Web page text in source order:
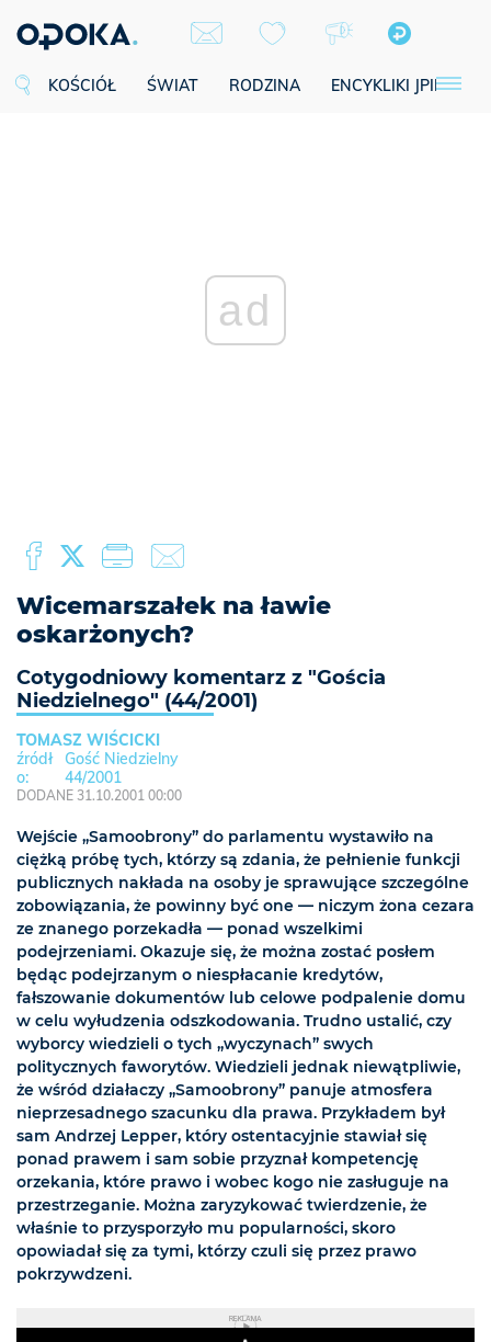
KOŚCIÓŁ ŚWIAT RODZINA ENCYKLIKI JPII
ad
Wicemarszałek na ławie
oskarżonych?
Cotygodniowy komentarz z "Gościa
Niedzielnego" (44/2001)
TOMASZ WIŚCICKI
Gość Niedzielny
44/2001
DODANE 31.10.2001 00:00
Wejście „Samoobrony” do parlamentu wystawiło na
ciężką próbę tych, którzy są zdania, że pełnienie funkcji
publicznych nakłada na osoby je sprawujące szczególne
zobowiązania, że powinny być one — niczym żona cezara
ze znanego porzekadła — ponad wszelkimi
podejrzeniami. Okazuje się, że można zostać posłem
będąc podejrzanym o niespłacanie kredytów,
fałszowanie dokumentów lub celowe podpalenie domu
w celu wyłudzenia odszkodowania. Trudno ustalić, czy
wyborcy wiedzieli o tych „wyczynach” swych
politycznych faworytów. Wiedzieli jednak niewątpliwie,
że wśród działaczy „Samoobrony” panuje atmosfera
nieprzesadnego szacunku dla prawa. Przykładem był
sam Andrzej Lepper, który ostentacyjnie stawiał się
ponad prawem i sam sobie przyznał kompetencję
orzekania, które prawo i wobec kogo nie zasługuje na
przestrzeganie. Można zaryzykować twierdzenie, że
właśnie to przysporzyło mu popularności, skoro
opowiadał się za tymi, którzy czuli się przez prawo
pokrzywdzeni.
REKLAMA